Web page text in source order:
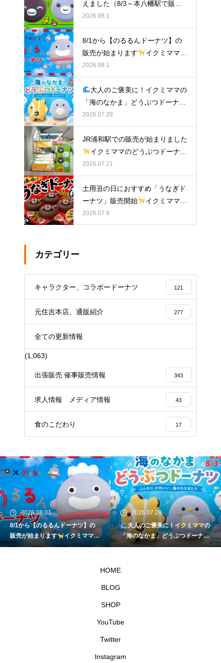
えました（8/3～本八幡駅で販
売）
イクミママのどうぶつドー
ナツ
2026.08.1
8/1から【のるるんドーナツ】の
販売が始まります
イクミママの
どうぶつドーナツ
2026.08.1
大人のご褒美に！イクミママの
「海のなかま」どうぶつドーナツ
が元住吉に登場
2026.07.28
JR浦和駅での販売が始まりました
イクミママのどうぶつドーナツ
2026.07.21
土用丑の日におすすめ「うなぎド
ーナツ」販売開始
イクミママの
どうぶつドーナツ
2026.07.9
カテゴリー
キャラクター、コラボードーナツ 121
元住吉本店、通販紹介 277
全ての更新情報
(1,063)
出張販売 催事販売情報 343
求人情報 メディア情報 43
食のこだわり 17
2026.08.01
8/1から【のるるんドーナツ】の
販売が始まります
イクミママの
どうぶつドーナツ
2026.07.28
大人のご褒美に！イクミママの
「海のなかま」どうぶつドーナツ
が元住吉に登場
HOME
BLOG
SHOP
YouTube
Twitter
Instagram